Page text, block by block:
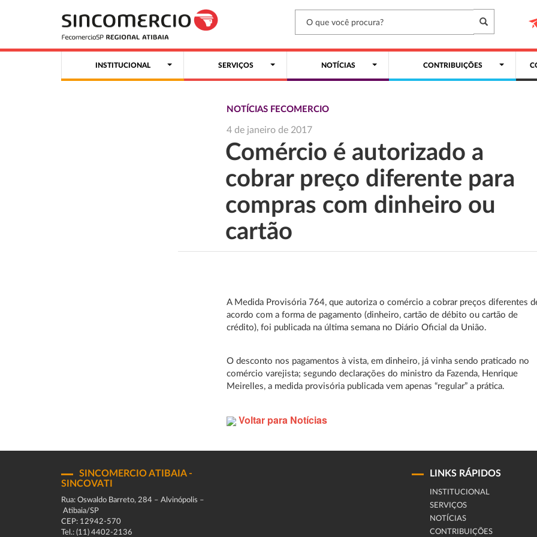
INSTITUCIONAL SERVIÇOS NOTÍCIAS CONTRIBUIÇÕES
NOTÍCIAS FECOMERCIO
4 de janeiro de 2017
Comércio é autorizado a
cobrar preço diferente para
compras com dinheiro ou
cartão
A Medida Provisória 764, que autoriza o comércio a cobrar preços diferentes
acordo com a forma de pagamento (dinheiro, cartão de débito ou cartão de
crédito), foi publicada na última semana no Diário Oficial da União.
O desconto nos pagamentos à vista, em dinheiro, já vinha sendo praticado no
comércio varejista; segundo declarações do ministro da Fazenda, Henrique
Meirelles, a medida provisória publicada vem apenas “regular” a prática.
Voltar para Notícias
SINCOMERCIO ATIBAIA -
SINCOVATI
Rua: Oswaldo Barreto, 284 – Alvinópolis –
Atibaia/SP
CEP: 12942-570
Tel.: (11) 4402-2136
LINKS RÁPIDOS
INSTITUCIONAL
SERVIÇOS
NOTÍCIAS
CONTRIBUIÇÕES